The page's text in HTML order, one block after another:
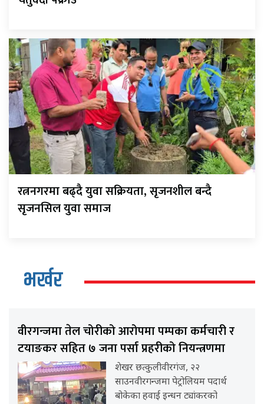
रत्ननगरमा बढ्दै युवा सक्रियता, सृजनशील बन्दै
सृजनसिल युवा समाज
भर्खर
वीरगन्जमा तेल चोरीको आरोपमा पम्पका कर्मचारी र
टयाङकर सहित ७ जना पर्सा प्रहरीको नियन्त्रणमा
शेखर छत्कुलीवीरगंज, २२
साउनवीरगन्जमा पेट्रोलियम पदार्थ
बोकेका हवाई इन्धन ट्यांकरको